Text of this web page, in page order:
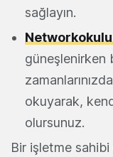
sağlayın.
güneşlenirken
okuyarak,
olursunuz.
Bir işletme